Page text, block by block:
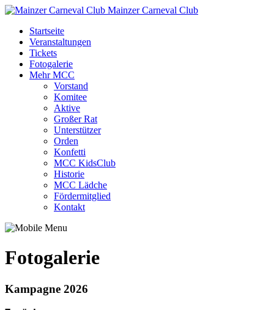
Mainzer Carneval Club
Startseite
Veranstaltungen
Tickets
Fotogalerie
Mehr MCC
Vorstand
Komitee
Aktive
Großer Rat
Unterstützer
Orden
Konfetti
MCC KidsClub
Historie
MCC Lädche
Fördermitglied
Kontakt
Fotogalerie
Kampagne 2026